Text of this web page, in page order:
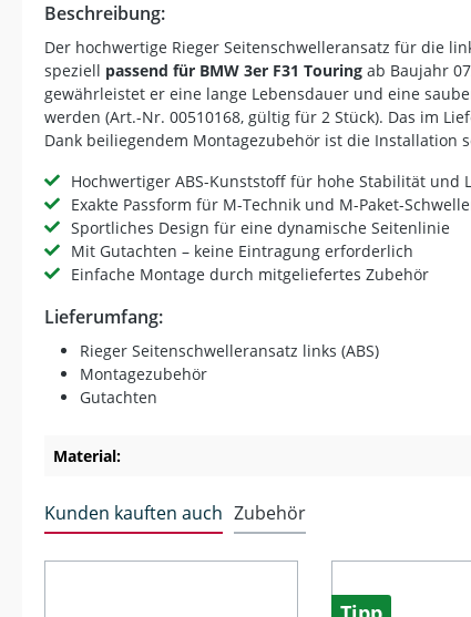
Beschreibung:
Der hochwertige Rieger Seitenschwelleransatz für die
speziell passend für BMW 3er F31 Touring ab Baujahr
gewährleistet er eine lange Lebensdauer und eine
werden (Art.-Nr. 00510168, gültig für 2 Stück). Das im
Dank beiliegendem Montagezubehör ist die Installation
Hochwertiger ABS-Kunststoff für hohe Stabilität und
Exakte Passform für M-Technik und M-Paket-
Sportliches Design für eine dynamische Seitenlinie
Mit Gutachten – keine Eintragung erforderlich
Einfache Montage durch mitgeliefertes Zubehör
Lieferumfang:
Rieger Seitenschwelleransatz links (ABS)
Montagezubehör
Gutachten
Material:
Kunden kauften auch Zubehör